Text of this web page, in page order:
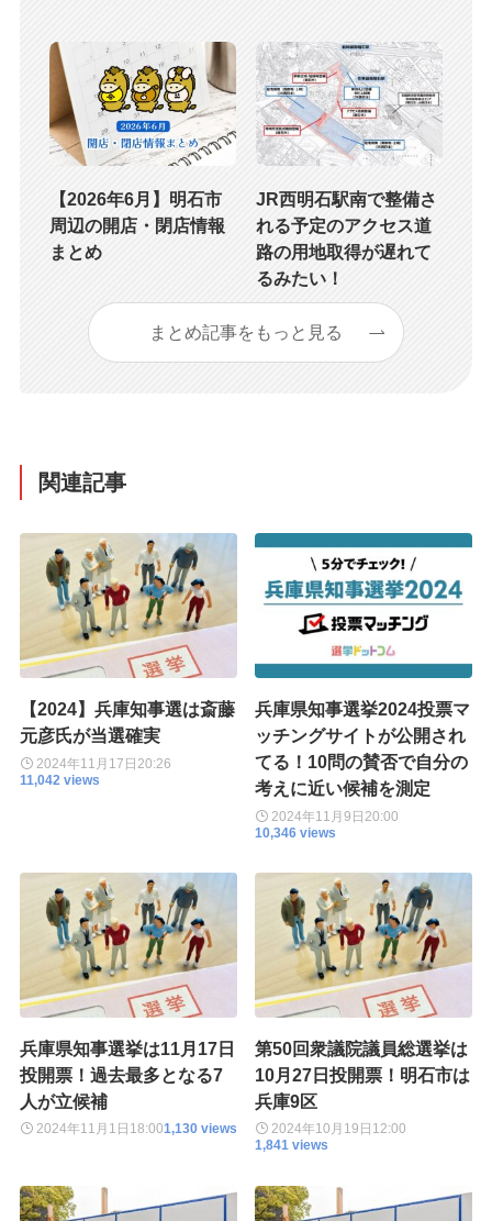
【2026年6月】明石市
周辺の開店・閉店情報
まとめ
JR西明石駅南で整備さ
れる予定のアクセス道
路の用地取得が遅れて
るみたい！
まとめ記事をもっと見る
関連記事
【2024】兵庫知事選は斎藤
元彦氏が当選確実
2024年11月17日 20:26
11,042 views
兵庫県知事選挙2024投票マ
ッチングサイトが公開され
てる！10問の賛否で自分の
考えに近い候補を測定
2024年11月9日 20:00
10,346 views
兵庫県知事選挙は11月17日
投開票！過去最多となる7
人が立候補
2024年11月1日 18:001,130 views
第50回衆議院議員総選挙は
10月27日投開票！明石市は
兵庫9区
2024年10月19日 12:00
1,841 views